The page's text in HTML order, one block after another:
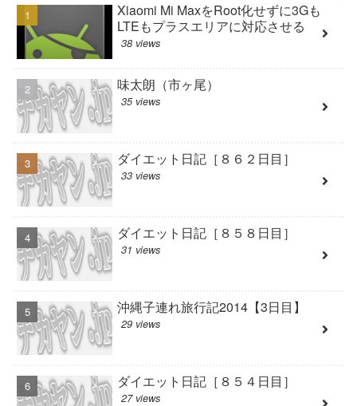
Xiaomi Mi MaxをRoot化せずに3Gも
LTEもプラスエリアに対応させる
38 views
味太朗（市ヶ尾）
35 views
ダイエット日記［８６２日目］
33 views
ダイエット日記［８５８日目］
31 views
沖縄子連れ旅行記2014【3日目】
29 views
ダイエット日記［８５４日目］
27 views